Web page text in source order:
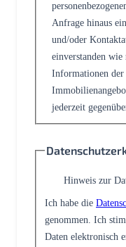
Anfrage hinaus
und/oder
einverstanden
Informationen
jederzeit
Hinweis zur
Ich habe die
genommen. Ich
Daten elektronisch